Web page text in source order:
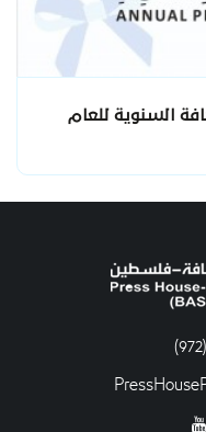
السنوية للعام